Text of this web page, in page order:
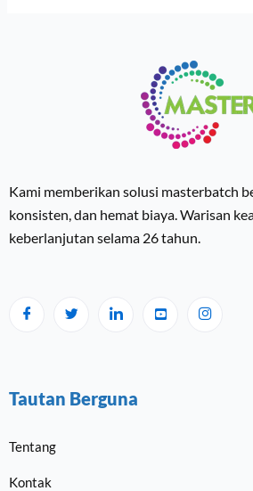
Kami memberikan solusi masterbatch
konsisten, dan hemat biaya. Warisan
keberlanjutan selama 26 tahun.
Tautan Berguna
Tentang
Kontak